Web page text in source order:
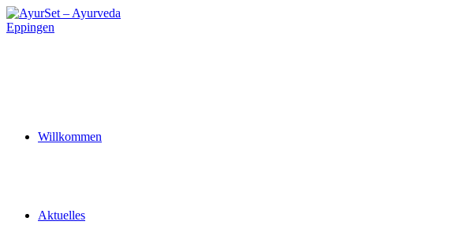
Zum
Inhalt
Willkommen
Aktuelles